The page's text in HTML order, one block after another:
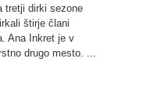
tretji dirki sezone
štirje člani
Ana Inkret je v
drugo mesto. ...